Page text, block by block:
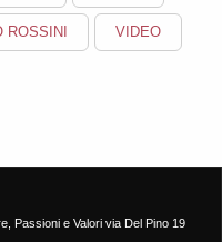
ROSSINI VIDEO
Passioni e Valori via Del Pino 19